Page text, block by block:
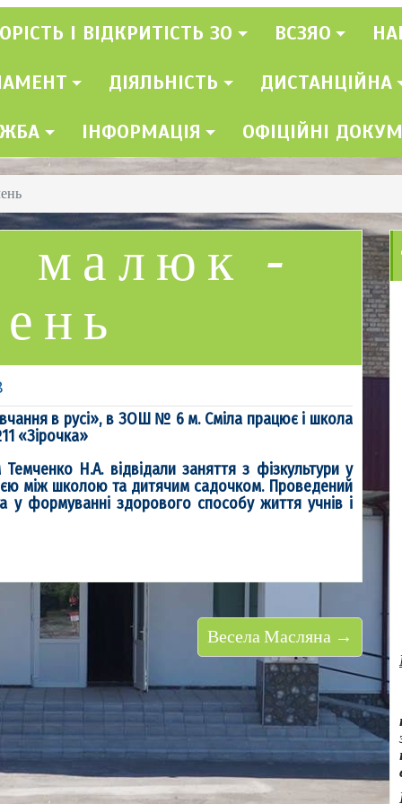
І ВІДКРИТІСТЬ ЗО ВСЗЯО
ДІЯЛЬНІСТЬ ДИСТАНЦІЙНА
ІНФОРМАЦІЯ ОФІЦІЙНІ
малюк –
в русі», в ЗОШ № 6 м. Сміла працює і школа
«Зірочка»
Н.А. відвідали заняття з фізкультури у
між школою та дитячим садочком. Проведений
у формуванні здорового способу життя учнів і
Весела Масляна →